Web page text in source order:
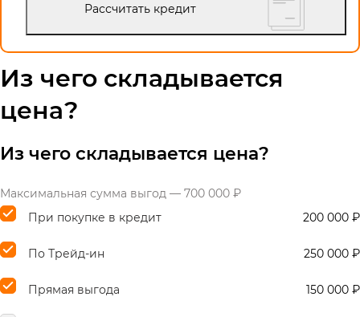
Рассчитать кредит
Из чего складывается
цена?
Из чего складывается цена?
Максимальная сумма выгод — 700 000 ₽
При покупке в кредит
200 000 ₽
По Трейд-ин 250 000 ₽
Прямая выгода 150 000 ₽